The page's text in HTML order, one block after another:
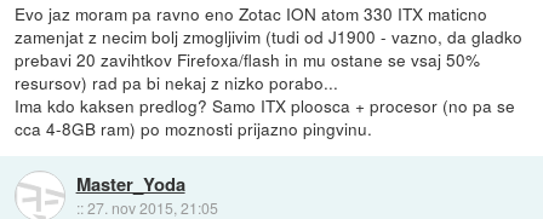
Evo jaz moram pa ravno eno Zotac ION atom 330 ITX maticno
zamenjat z necim bolj zmogljivim (tudi od J1900 - vazno, da gladko
prebavi 20 zavihtkov Firefoxa/flash in mu ostane se vsaj 50%
resursov) rad pa bi nekaj z nizko porabo...
Ima kdo kaksen predlog? Samo ITX ploosca + procesor (no pa se
cca 4-8GB ram) po moznosti prijazno pingvinu.
Master_Yoda
::27. nov 2015, 21:05